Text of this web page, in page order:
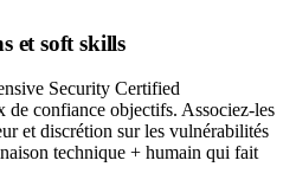
et soft skills
Security Certified
de confiance objectifs. Associez-les
et discrétion sur les vulnérabilités
technique + humain qui fait